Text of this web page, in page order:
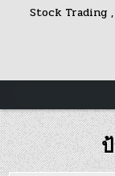
contentStock Trading ,